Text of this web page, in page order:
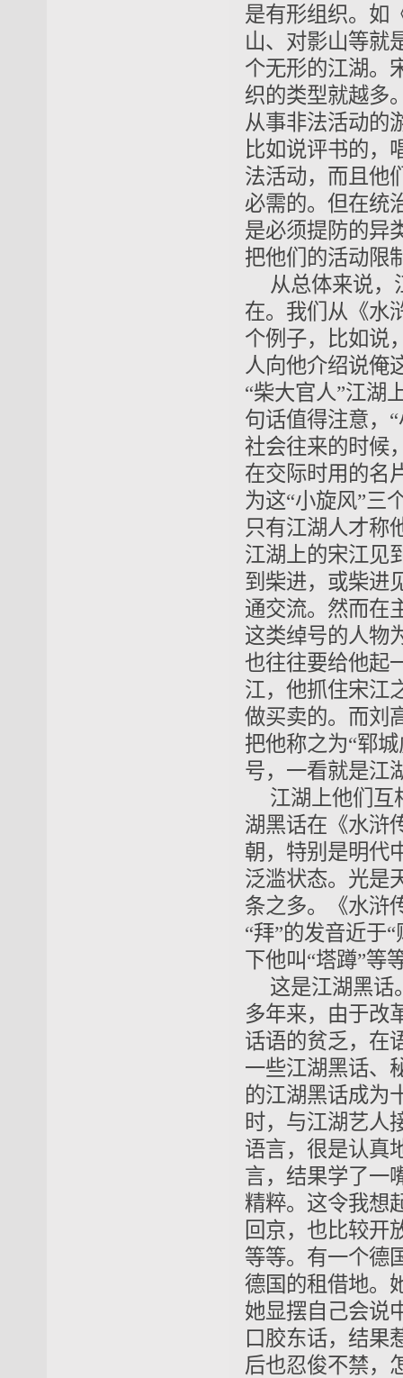
是有形组织。如
山、对影山等就
个无形的江湖。
织的类型就越多
从事非法活动的
比如说评书的，
法活动，而且他
必需的。但在统
是必须提防的异
把他们的活动限
从总体来说，
在。我们从《水
个例子，比如说
人向他介绍说俺
“柴大官人”江湖
句话值得注意，
社会往来的时候
在交际时用的名
为这“小旋风”三
只有江湖人才称
江湖上的宋江见
到柴进，或柴进
通交流。然而在
这类绰号的人物
也往往要给他起
江，他抓住宋江
做买卖的。而刘
把他称之为“郓
号，一看就是江
江湖上他们互
湖黑话在《水浒
朝，特别是明代
泛滥状态。光是
条之多。《水浒
“拜”的发音近于
下他叫“塔蹲”等
这是江湖黑话
多年来，由于改
话语的贫乏，在
一些江湖黑话、
的江湖黑话成为
时，与江湖艺人
语言，很是认真
言，结果学了一
精粹。这令我想
回京，也比较开
等等。有一个德
德国的租借地。
她显摆自己会说
口胶东话，结果
后也忍俊不禁，